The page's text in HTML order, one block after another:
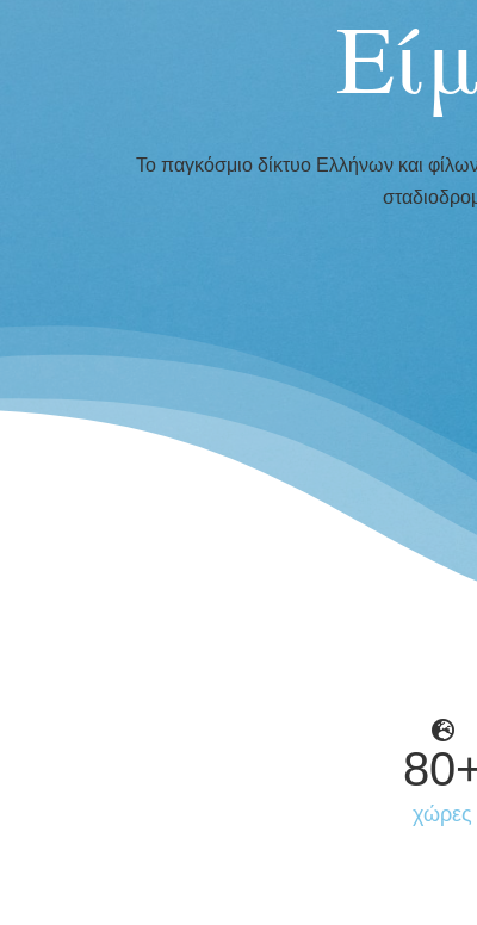
Το παγκόσμιο δίκτυο Ελλήνων και
80
χώρες